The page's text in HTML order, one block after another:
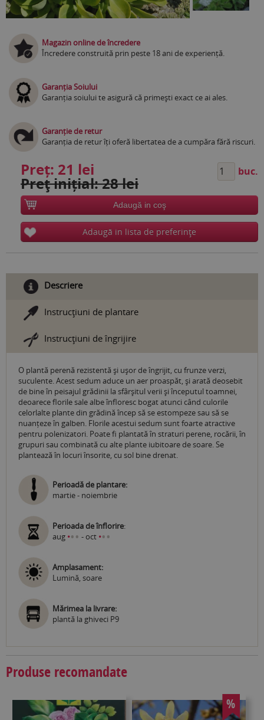
Magazin online de încredere
Încredere construită prin peste 18 ani de experiență.
Garanția Soiului
Garanția soiului te asigură că primești exact ce ai ales.
Garanție de retur
Garanția de retur îți oferă libertatea de a cumpăra fără riscuri.
Preț: 21 lei
Preţ inițial: 28 lei
buc.
Adaugă in coş
Adaugă in lista de preferinţe
Descriere
Instrucţiuni de plantare
Instrucţiuni de îngrijire
O plantă perenă rezistentă și ușor de îngrijit, cu frunze verzi,
suculente. Acest sedum aduce un aer proaspăt, și arată deosebit
de bine în peisajul grădinii la sfârșitul verii și începutul toamnei,
deoarece florile sale albe înfloresc bogat atunci când culorile
celorlalte plante din grădină încep să se estompeze sau să se
nuanțeze în galben. Florile acestui sedum sunt foarte atractive
pentru polenizatori. Poate fi plantată în straturi perene, rocării, în
grupuri sau combinată cu alte plante iubitoare de soare. Se
plantează în locuri însorite, cu sol bine drenat.
Perioadă de plantare:
martie - noiembrie
Perioada de înflorire:
aug ••• - oct •••
Amplasament:
Lumină, soare
Mărimea la livrare:
plantă la ghiveci P9
Produse recomandate
%